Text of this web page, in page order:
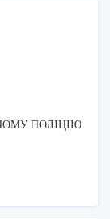
ПОЛІЦІЮ